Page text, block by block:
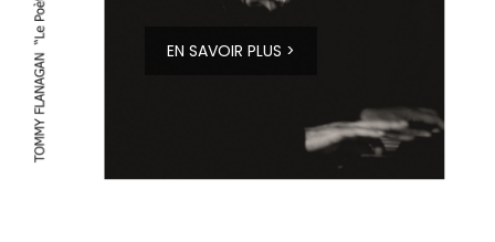
EN SAVOIR PLUS >